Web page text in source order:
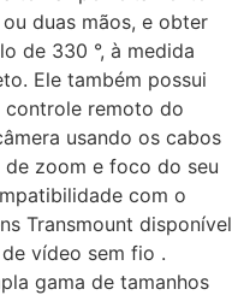
duas mãos, e obter
de 330 °, à medida
Ele também possui
controle remoto do
usando os cabos
zoom e foco do seu
com o
Transmount disponível
vídeo sem fio .
gama de tamanhos